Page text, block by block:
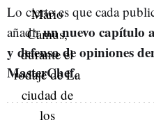
Lo cierto es que cada
añadirun nuevo capítulo
y defensa de opiniones
MasterChef.